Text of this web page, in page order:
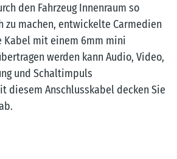
den Fahrzeug Innenraum so
zu machen, entwickelte Carmedien
Kabel mit einem 6mm mini
werden kann Audio, Video,
und Schaltimpuls
diesem Anschlusskabel decken Sie